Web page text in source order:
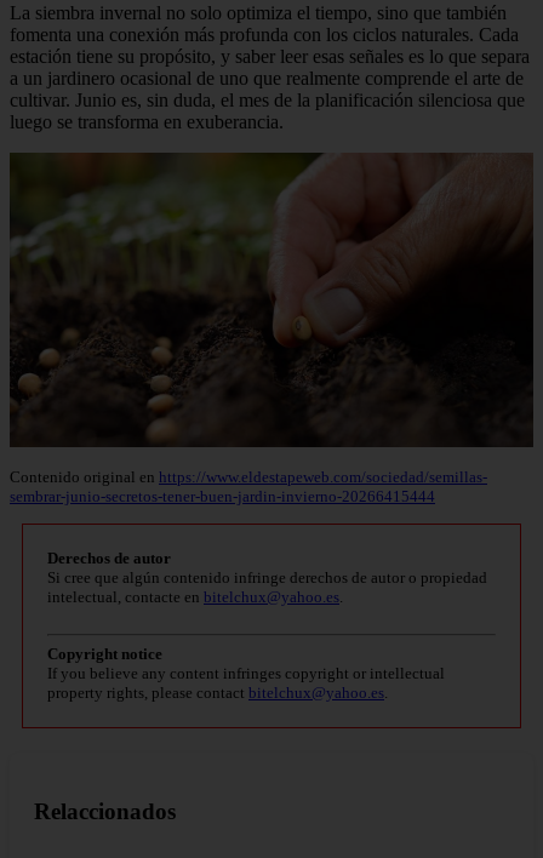
La siembra invernal no solo optimiza el tiempo, sino que también
fomenta una conexión más profunda con los ciclos naturales. Cada
estación tiene su propósito, y saber leer esas señales es lo que separa
a un jardinero ocasional de uno que realmente comprende el arte de
cultivar. Junio es, sin duda, el mes de la planificación silenciosa que
luego se transforma en exuberancia.
Contenido original en https://www.eldestapeweb.com/sociedad/semillas-
sembrar-junio-secretos-tener-buen-jardin-invierno-20266415444
Derechos de autor
Si cree que algún contenido infringe derechos de autor o propiedad
intelectual, contacte en bitelchux@yahoo.es
Copyright notice
If you believe any content infringes copyright or intellectual
property rights, please contact bitelchux@yahoo.es
Relaccionados